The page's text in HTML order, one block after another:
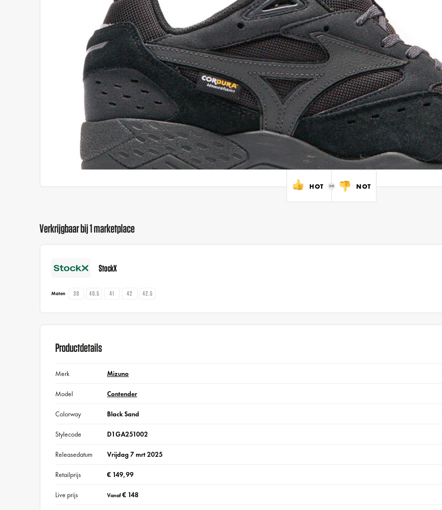
HOT NOT
Verkrijgbaar bij 1 marketplace
StockX
Maten 39 40.5 41 42 42.5
Productdetails
Merk Mizuno
Model Contender
Colorway Black Sand
Stylecode D1GA251002
Releasedatum Vrijdag 7 mrt 2025
Retailprijs € 149,99
Live prijs Vanaf€ 148